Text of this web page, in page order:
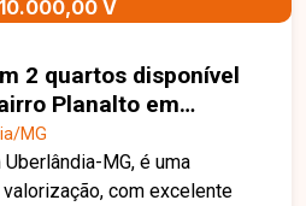
V
2 quartos disponível
Planalto em
MG
MG, é uma
com excelente